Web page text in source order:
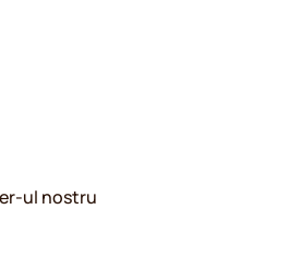
ul nostru